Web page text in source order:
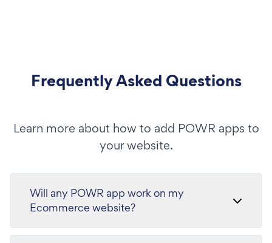
Frequently Asked Questions
Learn more about how to add POWR apps to
your website.
Will any POWR app work on my
Ecommerce website?